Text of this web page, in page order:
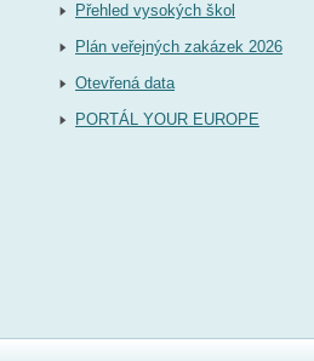
Přehled vysokých škol
Plán veřejných zakázek 2026
Otevřená data
PORTÁL YOUR EUROPE